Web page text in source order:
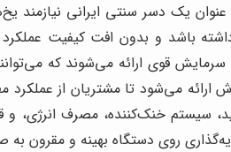
به عنوان یک دسر سنتی ایرانی
باشد و بدون افت کیفیت
قوی ارائه می‌شوند که
می‌شود تا مشتریان از عملکرد
سیستم خنک‌کننده، مصرف انرژی،
روی دستگاه بهینه و مقرون به